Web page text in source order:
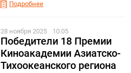
Подробнее
28 ноября 2025 10:05
Победители 18 Премии
Киноакадемии Азиатско-
Тихоокеанского региона